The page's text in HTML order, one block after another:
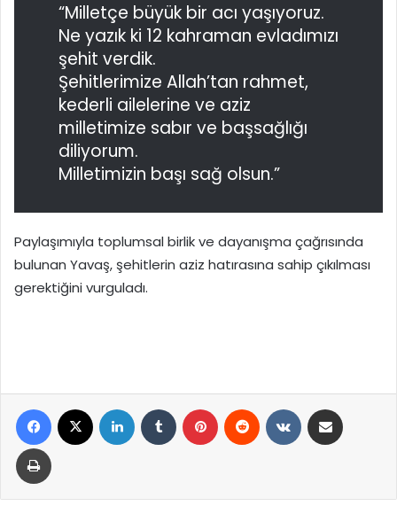
“Milletçe büyük bir acı yaşıyoruz.
Ne yazık ki 12 kahraman evladımızı
şehit verdik.
Şehitlerimize Allah’tan rahmet,
kederli ailelerine ve aziz
milletimize sabır ve başsağlığı
diliyorum.
Milletimizin başı sağ olsun.”
Paylaşımıyla toplumsal birlik ve dayanışma çağrısında
bulunan Yavaş, şehitlerin aziz hatırasına sahip çıkılması
gerektiğini vurguladı.
Facebook LinkedIn Tumblr Pinterest Reddit VKontakte
Yazdır